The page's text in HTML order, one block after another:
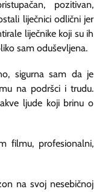
pozitivan,
liječnici odlični jer
liječnike koji su ih
sam oduševljena.
sigurna sam da je
na podršci i trudu.
ljude koji brinu o
filmu, profesionalni,
na svoj nesebičnoj